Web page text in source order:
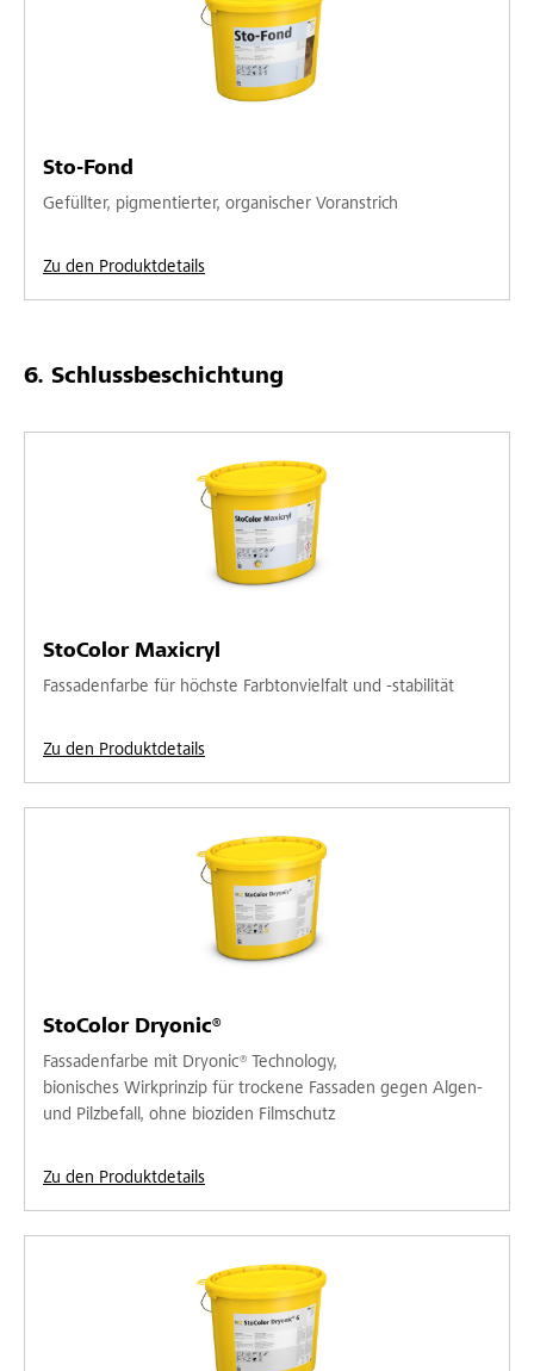
Sto-Fond
Gefüllter, pigmentierter, organischer Voranstrich
Zu den Produktdetails
Schlussbeschichtung
StoColor Maxicryl
Fassadenfarbe für höchste Farbtonvielfalt und -stabilität
Zu den Produktdetails
StoColor Dryonic®
Fassadenfarbe mit Dryonic® Technology,
bionisches Wirkprinzip für trockene Fassaden gegen Algen-
und Pilzbefall, ohne bioziden Filmschutz
Zu den Produktdetails